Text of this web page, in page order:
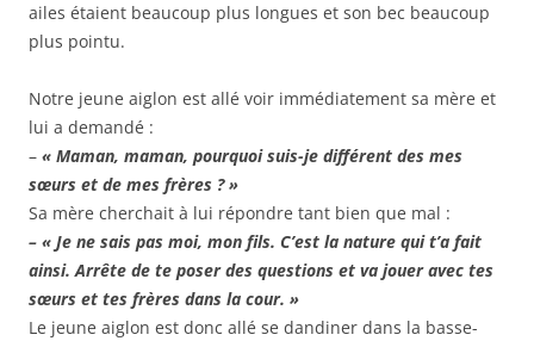
ailes étaient beaucoup plus longues et son bec beaucoup
plus pointu.
Notre jeune aiglon est allé voir immédiatement sa mère et
lui a demandé :
– « Maman, maman, pourquoi suis-je différent des mes
sœurs et de mes frères ? »
Sa mère cherchait à lui répondre tant bien que mal :
– « Je ne sais pas moi, mon fils. C’est la nature qui t’a fait
ainsi. Arrête de te poser des questions et va jouer avec tes
sœurs et tes frères dans la cour. »
Le jeune aiglon est donc allé se dandiner dans la basse-